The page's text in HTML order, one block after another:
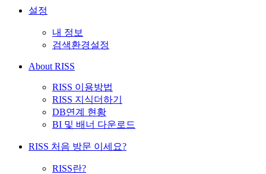
설정
내 정보
검색환경설정
About RISS
RISS 이용방법
RISS 지식더하기
DB연계 현황
BI 및 배너 다운로드
RISS 처음 방문 이세요?
RISS란?